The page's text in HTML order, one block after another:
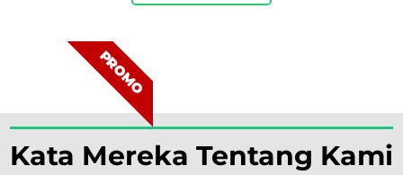
PROMO
Kata Mereka Tentang Kami